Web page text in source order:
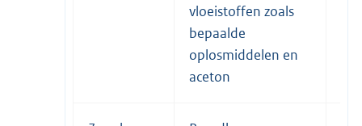
vloeistoffen zoals
bepaalde
oplosmiddelen en
aceton